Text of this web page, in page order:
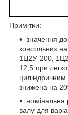
Примітки:
значення
консольних
1Ц2У-200,
12,5 при
циліндричним
знижена на
номінальна
валу для